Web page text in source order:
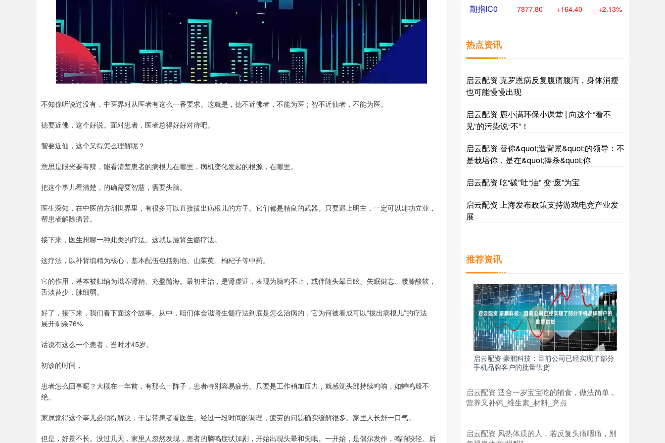
不知你听说过没有，中医界对从医者有这么一番要求。这就是，德不近佛者，不能为医；智不近仙者，不能为医。
德要近佛，这个好说。面对患者，医者总得好好对待吧。
智要近仙，这个又得怎么理解呢？
意思是眼光要毒辣，能看清楚患者的病根儿在哪里，病机变化发起的根源，在哪里。
把这个事儿看清楚，的确需要智慧，需要头脑。
医生深知，在中医的方剂世界里，有很多可以直接拔出病根儿的方子。它们都是精良的武器。只要遇上明主，一定可以建功立业，
帮患者解除痛苦。
接下来，医生想聊一种此类的疗法。这就是滋肾生髓疗法。
这疗法，以补肾填精为核心，基本配伍包括熟地、山茱萸、枸杞子等中药。
它的作用，基本被归纳为滋养肾精、充盈髓海。最初主治，是肾虚证，表现为脑鸣不止，或伴随头晕目眩、失眠健忘、腰膝酸软，
舌淡苔少，脉细弱。
好了，接下来，我们看下面这个故事。从中，咱们体会滋肾生髓疗法到底是怎么治病的，它为何被看成可以“拔出病根儿”的疗法
展开剩余76%
话说有这么一个患者，当时才45岁。
初诊的时间，
患者怎么回事呢？大概在一年前，有那么一阵子，患者特别容易疲劳。只要是工作稍加压力，就感觉头部持续鸣响，如蝉鸣般不
绝。
家属觉得这个事儿必须得解决，于是带患者看医生。经过一段时间的调理，疲劳的问题确实缓解很多。家里人长舒一口气。
但是，好景不长。没过几天，家里人忽然发现，患者的脑鸣症状加剧，开始出现头晕和失眠。一开始，是偶尔发作，鸣响较轻。后
期指IC0 7877.80 +164.40 +2.13%
热点资讯
启云配资 克罗恩病反复腹痛腹泻，身体消瘦
也可能慢慢出现
启云配资 鹿小满环保小课堂 | 向这个“看不
见”的污染说“不”！
启云配资 替你&quot;造背景&quot;的领导：不
是栽培你，是在&quot;捧杀&quot;你
启云配资 吃“碳”吐“油” 变“废”为宝
启云配资 上海发布政策支持游戏电竞产业发
展
推荐资讯
启云配资 豪鹏科技：目前公司已经实现了部分
手机品牌客户的批量供货
启云配资 适合一岁宝宝吃的辅食，做法简单，
营养又补钙_维生素_材料_亮点
启云配资 风热体质的人，若反复头痛咽痛，别